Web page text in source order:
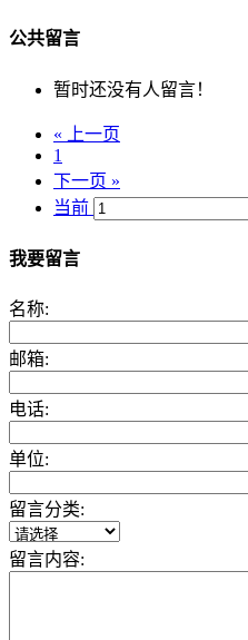
公共留言
暂时还没有人留言！
« 上一页
1
下一页 »
当前
我要留言
名称:
邮箱:
电话:
单位:
留言分类:
留言内容: